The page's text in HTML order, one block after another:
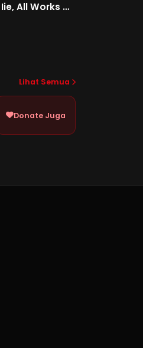
Heroine? Seijo? Iie, All Works Maid desu (Hokori)!
Lihat Semua
Donate Juga